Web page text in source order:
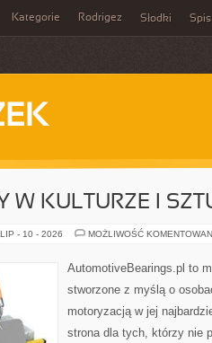
Kategorie Rodrigez Słodki Spis
W KULTURZE I
LIP - 10 - 2026 MOŻLIWOŚĆ
AutomotiveBearings.pl to
stworzone z myślą o
motoryzacją w jej
strona dla tych, którzy nie